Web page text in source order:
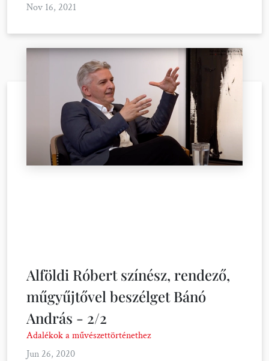
Nov 16, 2021
Alföldi Róbert színész, rendező,
műgyűjtővel beszélget Bánó
András - 2/2
Adalékok a művészettörténethez
Jun 26, 2020